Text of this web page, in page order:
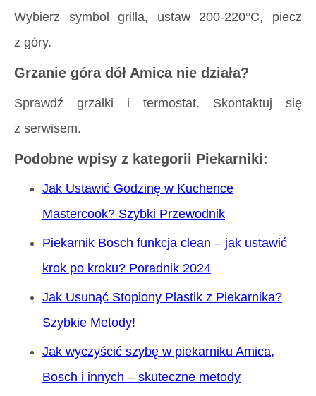
Wybierz symbol grilla, ustaw 200-220°C, piecz
z góry.
Grzanie góra dół Amica nie działa?
Sprawdź grzałki i termostat. Skontaktuj się
z serwisem.
Podobne wpisy z kategorii Piekarniki:
Jak Ustawić Godzinę w Kuchence
Mastercook? Szybki Przewodnik
Piekarnik Bosch funkcja clean – jak ustawić
krok po kroku? Poradnik 2024
Jak Usunąć Stopiony Plastik z Piekarnika?
Szybkie Metody!
Jak wyczyścić szybę w piekarniku Amica,
Bosch i innych – skuteczne metody